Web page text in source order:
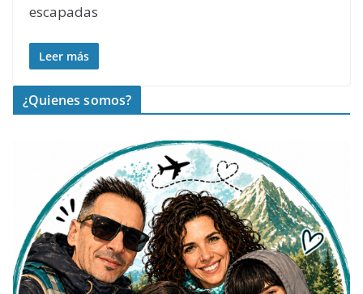
escapadas
Leer más
¿Quienes somos?